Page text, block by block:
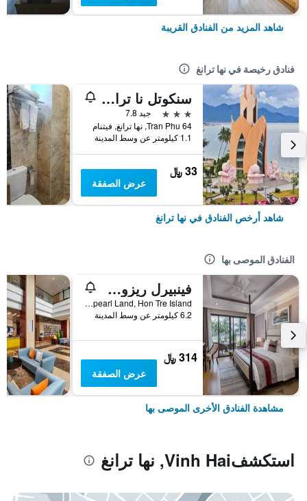
شاهد المزيد من الفنادق القريبة
فنادق رخيصة في نها ترانغ
سنكوتل نا ترانج مانيجد باي نيست جروب
3 نجوم
جيد 7.8
64 Tran Phu, نها ترانغ, فيتنام
1.1 كيلومتر عن وسط المدينة
33 ﷼
عرض الصفقة
شاهد أرخص الفنادق في نها ترانغ
الفنادق الموصى بها
فينبيرل ريزورت نها ترانج
Vinpearl Land, Hon Tre Island, نها ترانغ, فيتنام
6.2 كيلومتر عن وسط المدينة
314 ﷼
عرض الصفقة
مشاهدة الفنادق الأخرى الموصى بها
استكشفVinh Hai, نها ترانغ